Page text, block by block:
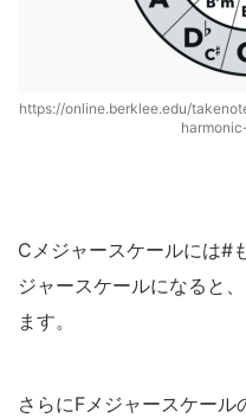
https://online.berklee.edu/
Cメジャースケールには#
ジャースケールになると
ます。
さらにFメジャースケー